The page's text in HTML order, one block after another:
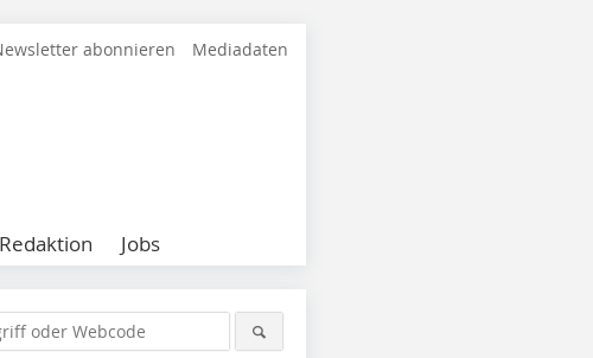
abonnieren Mediadaten
Redaktion Jobs